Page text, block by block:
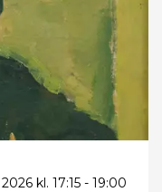
kl. 17:15 - 19:00